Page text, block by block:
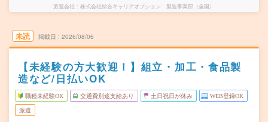
派遣会社 株式会社綜合キャリアオプション 製造事業部（全国）
未読 掲載日 2026/08/06
【未経験の方大歓迎！】組立・加工・食品製
造など/日払いOK
職種未経験OK 交通費別途支給あり 土日祝日が休み WEB登録OK
派遣